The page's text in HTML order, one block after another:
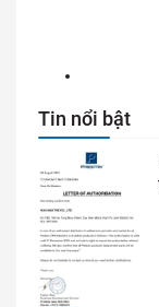
Tin nổi bật